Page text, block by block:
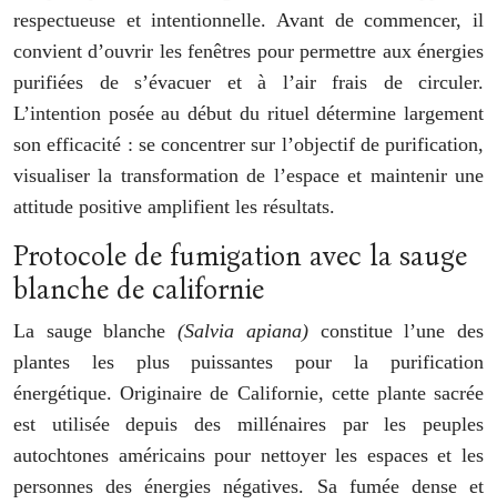
respectueuse et intentionnelle. Avant de commencer, il
convient d’ouvrir les fenêtres pour permettre aux énergies
purifiées de s’évacuer et à l’air frais de circuler.
L’intention posée au début du rituel détermine largement
son efficacité : se concentrer sur l’objectif de purification,
visualiser la transformation de l’espace et maintenir une
attitude positive amplifient les résultats.
Protocole de fumigation avec la sauge
blanche de californie
La sauge blanche(Salvia apiana)constitue l’une des
plantes les plus puissantes pour la purification
énergétique. Originaire de Californie, cette plante sacrée
est utilisée depuis des millénaires par les peuples
autochtones américains pour nettoyer les espaces et les
personnes des énergies négatives. Sa fumée dense et